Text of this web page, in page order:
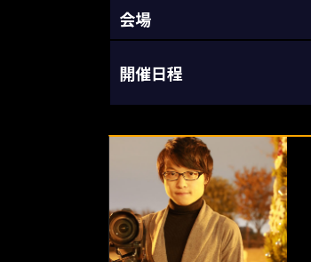
会場
開催日程